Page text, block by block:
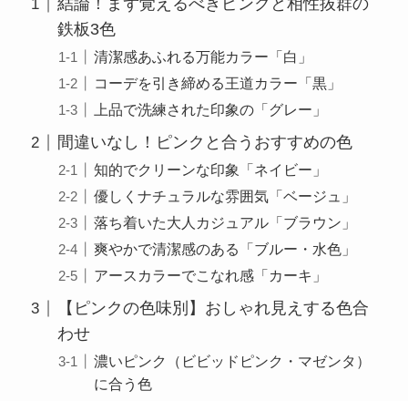
結論！まず覚えるべきピンクと相性抜群の
鉄板3色
清潔感あふれる万能カラー「白」
コーデを引き締める王道カラー「黒」
上品で洗練された印象の「グレー」
間違いなし！ピンクと合うおすすめの色
知的でクリーンな印象「ネイビー」
優しくナチュラルな雰囲気「ベージュ」
落ち着いた大人カジュアル「ブラウン」
爽やかで清潔感のある「ブルー・水色」
アースカラーでこなれ感「カーキ」
【ピンクの色味別】おしゃれ見えする色合
わせ
濃いピンク（ビビッドピンク・マゼンタ）
に合う色